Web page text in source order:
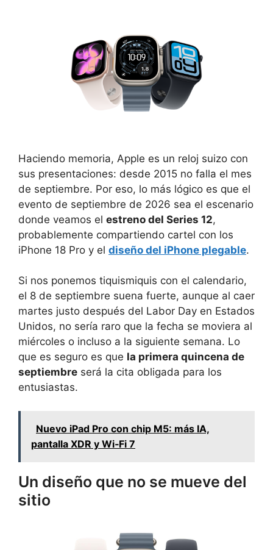
Haciendo memoria, Apple es un reloj suizo con
sus presentaciones: desde 2015 no falla el mes
de septiembre. Por eso, lo más lógico es que el
evento de septiembre de 2026 sea el escenario
donde veamos el estreno del Series 12,
probablemente compartiendo cartel con los
iPhone 18 Pro y el diseño del iPhone plegable.
Si nos ponemos tiquismiquis con el calendario,
el 8 de septiembre suena fuerte, aunque al caer
martes justo después del Labor Day en Estados
Unidos, no sería raro que la fecha se moviera al
miércoles o incluso a la siguiente semana. Lo
que es seguro es que la primera quincena de
septiembre será la cita obligada para los
entusiastas.
Nuevo iPad Pro con chip M5: más IA,
pantalla XDR y Wi‑Fi 7
Un diseño que no se mueve del
sitio